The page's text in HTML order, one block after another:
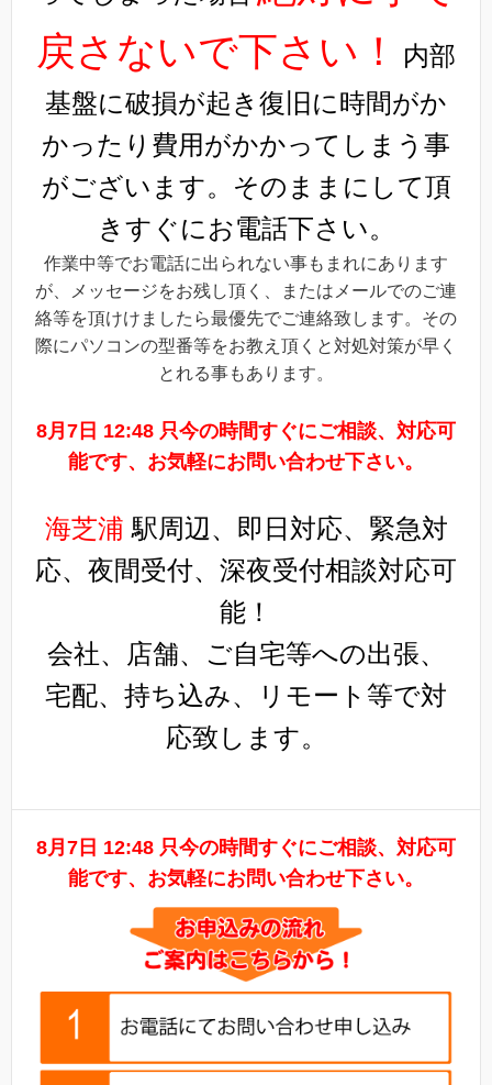
戻さないで下さい！
内部
基盤に破損が起き復旧に時間がか
かったり費用がかかってしまう事
がございます。そのままにして頂
きすぐにお電話下さい。
作業中等でお電話に出られない事もまれにあります
が、メッセージをお残し頂く、またはメールでのご連
絡等を頂けけましたら最優先でご連絡致します。その
際にパソコンの型番等をお教え頂くと対処対策が早く
とれる事もあります。
8月7日 12:48 只今の時間すぐにご相談、対応可
能です、お気軽にお問い合わせ下さい。
海芝浦 駅周辺、即日対応、緊急対
応、夜間受付、深夜受付相談対応可
能！
会社、店舗、ご自宅等への出張、
宅配、持ち込み、リモート等で対
応致します。
8月7日 12:48 只今の時間すぐにご相談、対応可
能です、お気軽にお問い合わせ下さい。